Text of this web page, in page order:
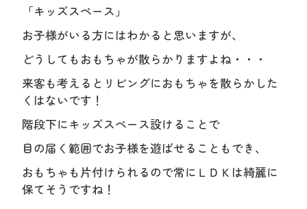
「キッズスペース」
お子様がいる方にはわかると思いますが、
どうしてもおもちゃが散らかりますよね・・・
来客も考えるとリビングにおもちゃを散らかした
くはないです！
階段下にキッズスペース設けることで
目の届く範囲でお子様を遊ばせることもでき、
おもちゃも片付けられるので常にＬＤＫは綺麗に
保てそうですね！